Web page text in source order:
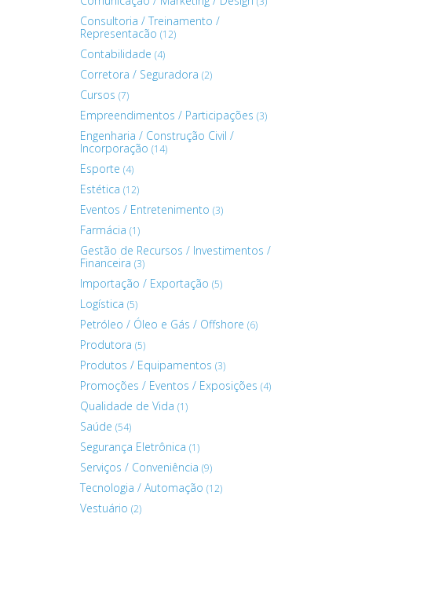
Consultoria / Treinamento /
Representacão (12)
Contabilidade (4)
Corretora / Seguradora (2)
Cursos (7)
Empreendimentos / Participações (3)
Engenharia / Construção Civil /
Incorporação (14)
Esporte (4)
Estética (12)
Eventos / Entretenimento (3)
Farmácia (1)
Gestão de Recursos / Investimentos /
Financeira (3)
Importação / Exportação (5)
Logística (5)
Petróleo / Óleo e Gás / Offshore (6)
Produtora (5)
Produtos / Equipamentos (3)
Promoções / Eventos / Exposições (4)
Qualidade de Vida (1)
Saúde (54)
Segurança Eletrônica (1)
Serviços / Conveniência (9)
Tecnologia / Automação (12)
Vestuário (2)